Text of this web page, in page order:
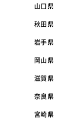
山口県
秋田県
岩手県
岡山県
滋賀県
奈良県
宮崎県